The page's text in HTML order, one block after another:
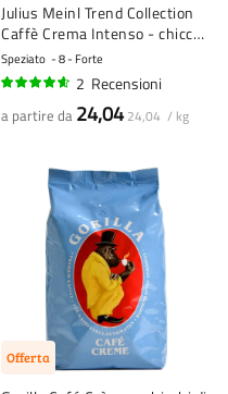
Julius Meinl Trend Collection
Caffè Crema Intenso - chicchi
di caffè - 1 kg
Speziato 8 - Forte
2 Recensioni
a partire da 24,04 24,04 / kg
Offerta